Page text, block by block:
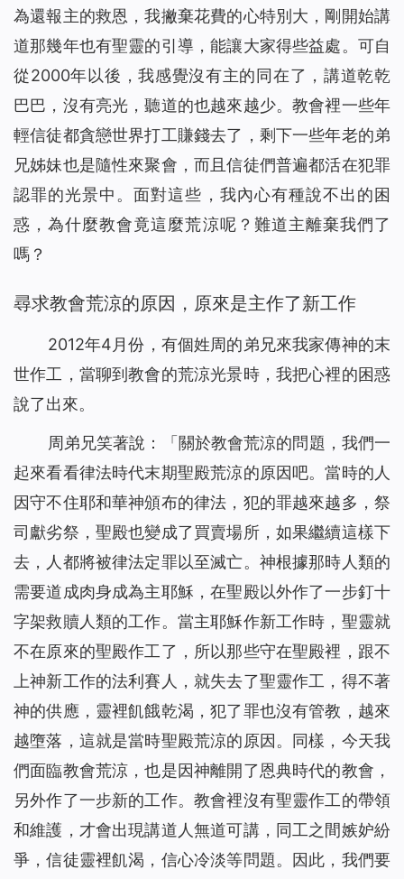
依靠神，收穫的不只是工作（有聲讀物）
15 身患淋巴癌，是神將我從死亡邊緣救回（有聲讀物）
16 聖經裡的話都是神默示的嗎
17 神的拯救，使我脫離了「巫醫」的苦害（有聲讀物）
18 神的話語帶領我走出家人圍攻（有聲讀物）
19 看！主耶穌已「駕雲降臨」（有聲讀物）
20 放下賭博後真輕鬆（有聲讀物）
【基督徒必讀】基督徒當如何對待聖經預言（有聲讀物）
22
讀物）
你知道如何禱告才能得到主的回應嗎（有聲讀物）
26 找回初心，誠實做人（有聲讀物）
27
在神凡事都能！ ——一名年近70歲基督徒的演員經歷（有
從富翁的空中樓閣夢帶來的啟發（有聲讀物）
29
從「神尋找迷路羊」的比喻中看到神對人類的愛惜（有聲讀
物）
30 當我改變自己的禱告後⋯⋯（有聲讀物）
在死亡線上，誰為她帶來了希望之光？(有聲讀物)
神將我從網絡遊戲的泥潭中救起（有聲讀物）
35 只要做到三方面，你與神就能保持正常關係（有聲讀物）
36 基督徒靈修-掌握三要素，讓你與神更親近！（有聲讀物）
37 是誰給了她一個溫暖的家？（有聲讀物）
38 【基督徒日記】將心安靜在神面前的四條實行（有聲讀物）
39 懷孕七個月的我，被綁架後……（有聲讀物）
40 擺脫網絡小說的誘惑，我正常了！（有聲讀物）
41 「主耶穌不守安息日」給我們帶來的啟發（有聲讀物）
人生匆匆，我們該追求什麼？（有聲讀物）
為還報主的救恩，我撇棄花費的心特別大，剛開始講
道那幾年也有聖靈的引導，能讓大家得些益處。可自
從2000年以後，我感覺沒有主的同在了，講道乾乾
巴巴，沒有亮光，聽道的也越來越少。教會裡一些年
輕信徒都貪戀世界打工賺錢去了，剩下一些年老的弟
兄姊妹也是隨性來聚會，而且信徒們普遍都活在犯罪
認罪的光景中。面對這些，我內心有種說不出的困
惑，為什麼教會竟這麼荒涼呢？難道主離棄我們了
嗎？
尋求教會荒涼的原因，原來是主作了新工作
2012年4月份，有個姓周的弟兄來我家傳神的末
世作工，當聊到教會的荒涼光景時，我把心裡的困惑
說了出來。
周弟兄笑著說：「關於教會荒涼的問題，我們一
起來看看律法時代末期聖殿荒涼的原因吧。當時的人
因守不住耶和華神頒布的律法，犯的罪越來越多，祭
司獻劣祭，聖殿也變成了買賣場所，如果繼續這樣下
去，人都將被律法定罪以至滅亡。神根據那時人類的
需要道成肉身成為主耶穌，在聖殿以外作了一步釘十
字架救贖人類的工作。當主耶穌作新工作時，聖靈就
不在原來的聖殿作工了，所以那些守在聖殿裡，跟不
上神新工作的法利賽人，就失去了聖靈作工，得不著
神的供應，靈裡飢餓乾渴，犯了罪也沒有管教，越來
越墮落，這就是當時聖殿荒涼的原因。同樣，今天我
們面臨教會荒涼，也是因神離開了恩典時代的教會，
另外作了一步新的工作。教會裡沒有聖靈作工的帶領
和維護，才會出現講道人無道可講，同工之間嫉妒紛
爭，信徒靈裡飢渴，信心冷淡等問題。因此，我們要